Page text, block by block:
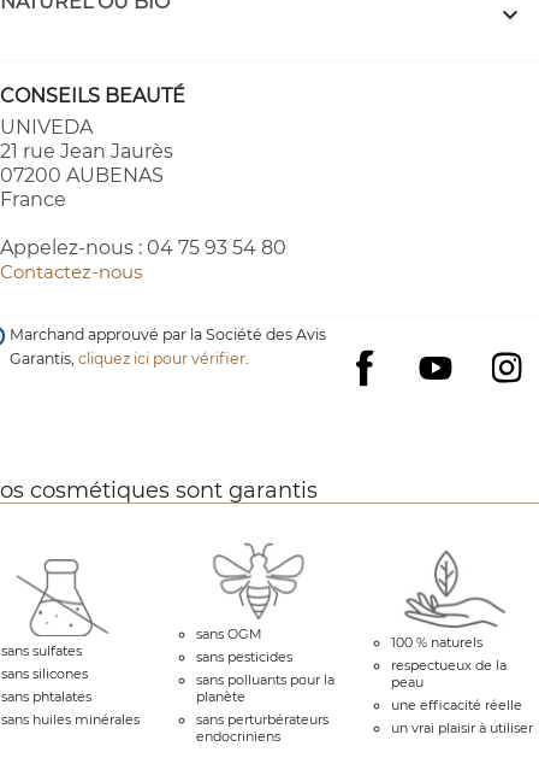

CONSEILS BEAUTÉ
UNIVEDA
21 rue Jean Jaurès
07200 AUBENAS
France
Appelez-nous : 04 75 93 54 80
Contactez-nous
Facebook
YouTube
Marchand approuvé par la Société des Avis
Garantis,cliquez ici pour vérifier.
cosmétiques sont garantis
sans sulfates
sans silicones
sans phtalates
sans huiles minérales
sans OGM
sans pesticides
sans polluants pour la
planète
sans perturbérateurs
endocriniens
100 % naturels
respectueux de la
peau
une efficacité réelle
un vrai plaisir à utiliser